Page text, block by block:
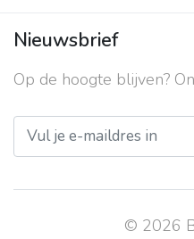
Contact
Over ons
Privacy beleid
Nieuwsbrief
Op de hoogte blijven?
© 2026